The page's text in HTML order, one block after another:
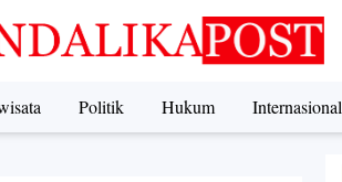
Politik Hukum Internasional